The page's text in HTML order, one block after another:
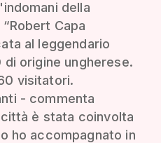
della
Capa
al leggendario
origine ungherese.
visitatori.
- commenta
è stata coinvolta
ho accompagnato in